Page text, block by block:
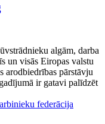
algām, darba
un visās Eiropas valstu
arodbiedrības pārstāvju
ir gatavi palīdzēt